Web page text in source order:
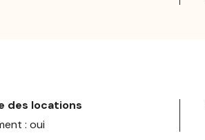
des locations
: oui